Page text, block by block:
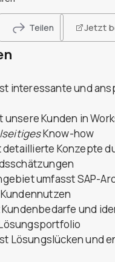
Teilen Jetzt
interessante und
unsere Kunden in
Know-how
Konzepte
umfasst SAP-
Kundenbedarfe und
Lösungslücken und